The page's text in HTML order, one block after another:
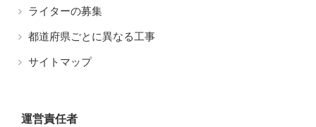
ライターの募集
都道府県ごとに異なる工事
サイトマップ
運営責任者